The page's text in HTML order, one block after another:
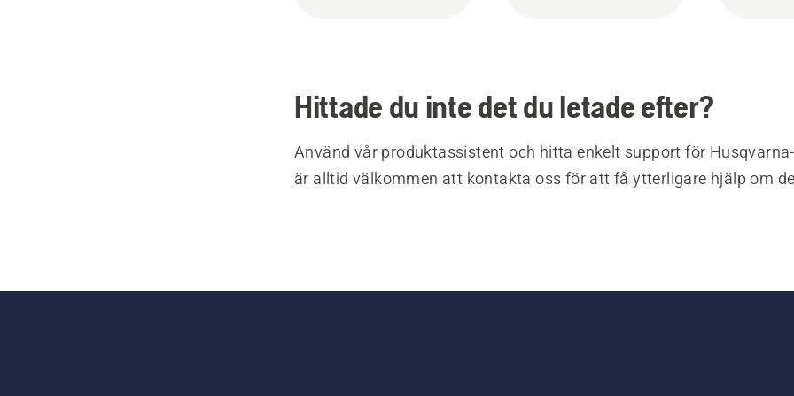
Hittade du inte det du letade efter?
Använd vår produktassistent och hitta enkelt support för
är alltid välkommen att kontakta oss för att få ytterligare hjälp om